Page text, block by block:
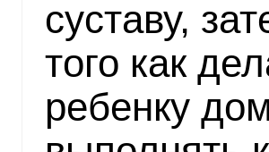
суставу,
того как
ребенку